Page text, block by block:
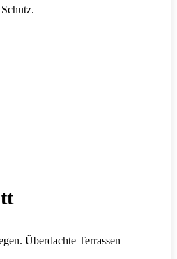
Überdachte Terrassen